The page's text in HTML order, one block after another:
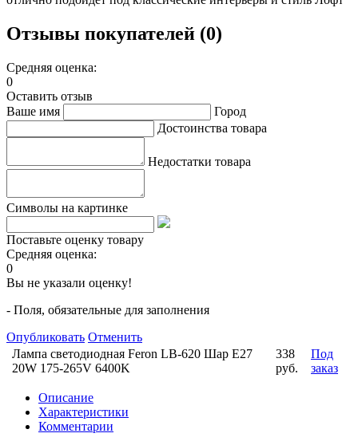
Отзывы покупателей (0)
Средняя оценка:
0
Оставить отзыв
Ваше имя
Город
Достоинства товара
Недостатки товара
Символы на картинке
Поставьте оценку товару
Средняя оценка:
0
Вы не указали оценку!
- Поля, обязательные для заполнения
Опубликовать Отменить
Лампа светодиодная Feron LB-620 Шар E27
20W 175-265V 6400K
338
руб.
Под
заказ
Описание
Характеристики
Комментарии